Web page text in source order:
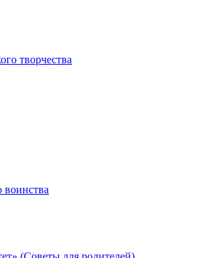
творчества
воинства